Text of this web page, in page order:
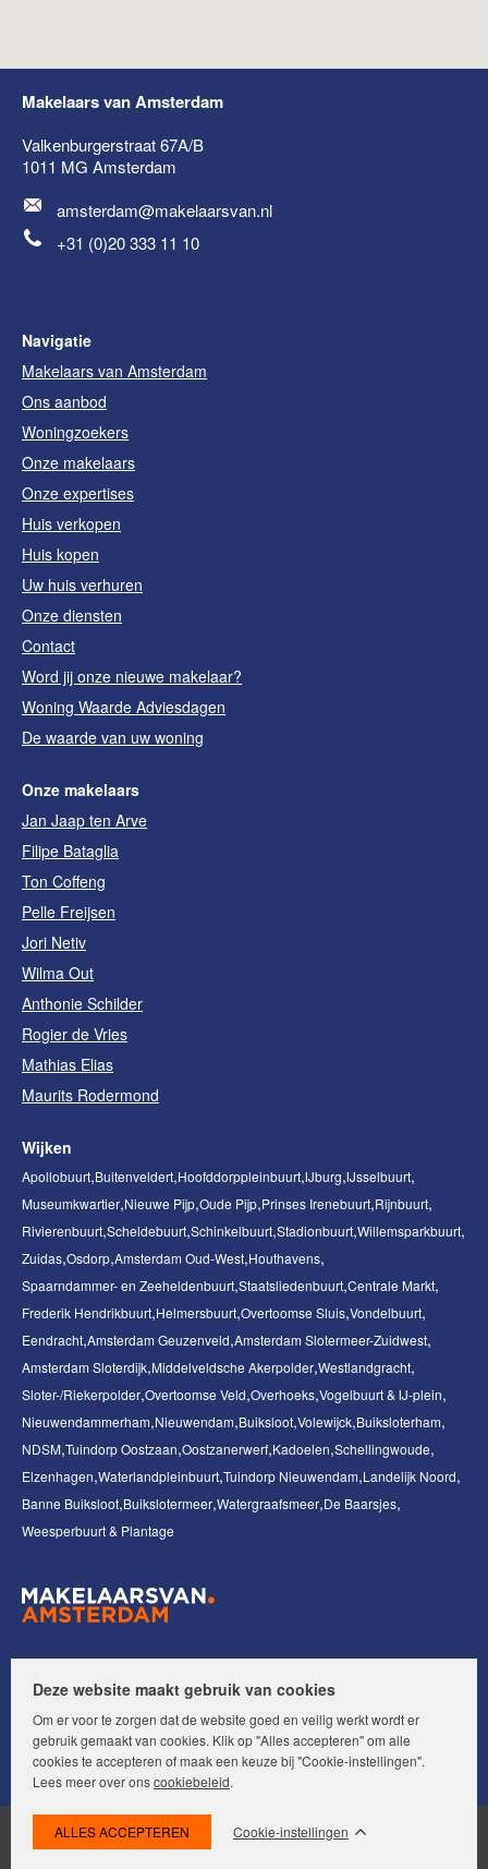
Makelaars van Amsterdam
Valkenburgerstraat 67A/B
1011 MG Amsterdam
amsterdam@makelaarsvan.nl
+31 (0)20 333 11 10
Navigatie
Makelaars van Amsterdam
Ons aanbod
Woningzoekers
Onze makelaars
Onze expertises
Huis verkopen
Huis kopen
Uw huis verhuren
Onze diensten
Contact
Word jij onze nieuwe makelaar?
Woning Waarde Adviesdagen
De waarde van uw woning
Onze makelaars
Jan Jaap ten Arve
Filipe Bataglia
Ton Coffeng
Pelle Freijsen
Jori Netiv
Wilma Out
Anthonie Schilder
Rogier de Vries
Mathias Elias
Maurits Rodermond
Wijken
Apollobuurt Buitenveldert Hoofddorppleinbuurt IJburg IJsselbuurt
Museumkwartier Nieuwe Pijp Oude Pijp Prinses Irenebuurt Rijnbuurt
Rivierenbuurt Scheldebuurt Schinkelbuurt Stadionbuurt Willemsparkbuurt
Zuidas Osdorp Amsterdam Oud-West Houthavens
Spaarndammer- en Zeeheldenbuurt Staatsliedenbuurt Centrale Markt
Frederik Hendrikbuurt Helmersbuurt Overtoomse Sluis Vondelbuurt
Eendracht Amsterdam Geuzenveld Amsterdam Slotermeer-Zuidwest
Amsterdam Sloterdijk Middelveldsche Akerpolder Westlandgracht
Sloter-/Riekerpolder Overtoomse Veld Overhoeks Vogelbuurt & IJ-plein
Nieuwendammerham Nieuwendam Buiksloot Volewijck Buiksloterham
NDSM Tuindorp Oostzaan Oostzanerwerf Kadoelen Schellingwoude
Elzenhagen Waterlandpleinbuurt Tuindorp Nieuwendam Landelijk Noord
Banne Buiksloot Buikslotermeer Watergraafsmeer De Baarsjes
Weesperbuurt & Plantage
Volg ons op:
© Makelaars van Amsterdam. Alle rechten voorbehouden.
Privacyverklaring
Deze website maakt gebruik van cookies
Om er voor te zorgen dat de website goed en veilig werkt wordt er
gebruik gemaakt van cookies. Klik op "Alles accepteren" om alle
cookies te accepteren of maak een keuze bij "Cookie-instellingen".
Lees meer over onscookiebeleid.
Cookie-instellingen